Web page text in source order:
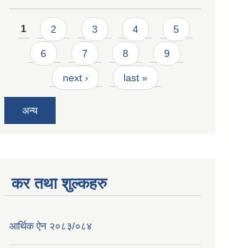
Pages
1 2 3 4 5
6 7 8 9
next › last »
अन्य
कर तथा शुल्कहरु
आर्थिक ऐन २०८३/०८४